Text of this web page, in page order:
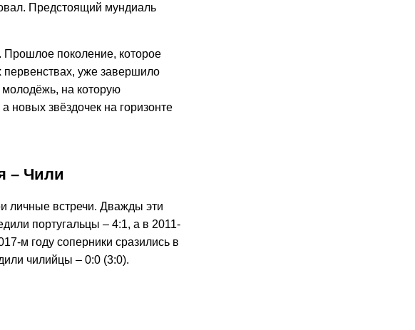
Предстоящий мундиаль
поколение, которое
уже завершило
на которую
новых звёздочек на горизонте
– Чили
личные встречи. Дважды эти
португальцы – 4:1, а в 2011-
м году соперники сразились в
чилийцы – 0:0 (3:0).